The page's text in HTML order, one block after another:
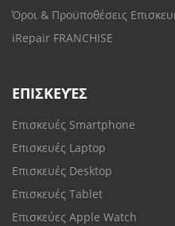
Όροι & Προϋποθέσεις
iRepair FRANCHISE
ΕΠΙΣΚΕΥΈΣ
Επισκευές Smartphone
Επισκευές Laptop
Επισκευές Desktop
Επισκευές Tablet
Επισκεύες Apple Watch